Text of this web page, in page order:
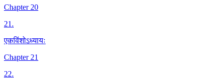
Chapter 20
21.
एकविंशोऽध्यायः
Chapter 21
22.